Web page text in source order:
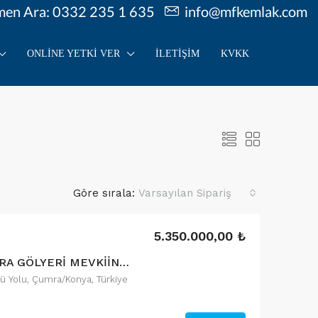
Ara: 0332 235 1 635 info@mfkemlak.com
ONLINE YETKI VER İLETIŞIM KVKK
Göre sırala: Varsayılan Sipariş
MFK EMLAK’tan, ÇUMRA GÖLYERİ MEVKİİNDE 32000 m² SATILIK TARLA
5.350.000,00 ₺
Yolu, Çumra/Konya, Türkiye